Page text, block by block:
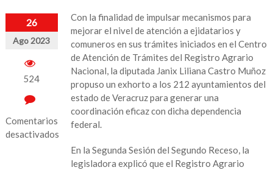
26
Ago 2023
524
Comentarios
desactivados
Con la finalidad de impulsar mecanismos para
mejorar el nivel de atención a ejidatarios y
comuneros en sus trámites iniciados en el Centro
de Atención de Trámites del Registro Agrario
Nacional, la diputada Janix Liliana Castro Muñoz
propuso un exhorto a los 212 ayuntamientos del
estado de Veracruz para generar una
coordinación eficaz con dicha dependencia
federal.
En la Segunda Sesión del Segundo Receso, la
legisladora explicó que el Registro Agrario